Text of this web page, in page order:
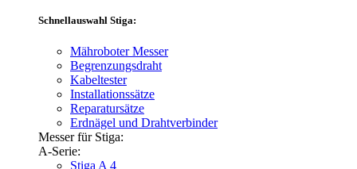
Schnellauswahl Stiga:
Mähroboter Messer
Begrenzungsdraht
Kabeltester
Installationssätze
Reparatursätze
Erdnägel und Drahtverbinder
Messer für Stiga:
A-Serie:
Stiga A 4